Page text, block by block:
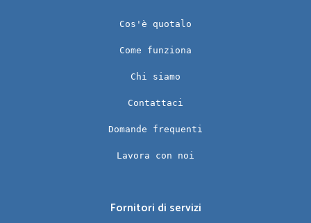
Cos'è quotalo
Come funziona
Chi siamo
Contattaci
Domande frequenti
Lavora con noi
Fornitori di servizi